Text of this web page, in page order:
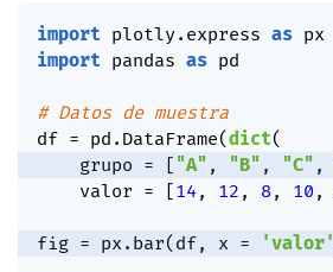
import plotly. express as
import pandas as pd
# Datos de muestra
df = pd . DataFrame(dict(
    grupo
= [ "A" , "B" , "C" ,
    valor
= [14, 12 , 8, 10 ,
fig = px . bar( df, x = 'valor'